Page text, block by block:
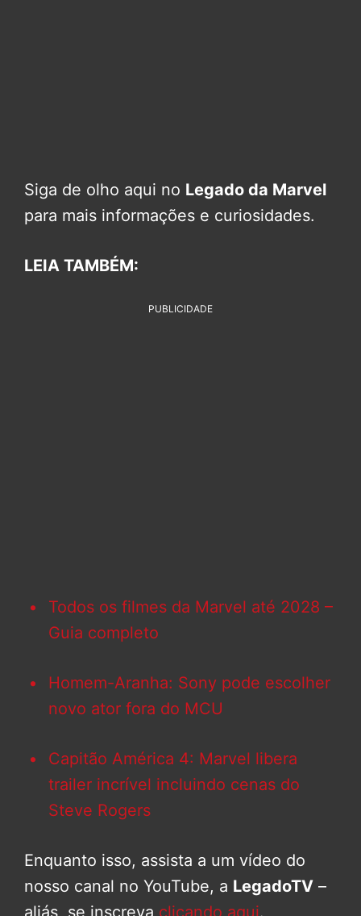
Siga de olho aqui no Legado da Marvel
para mais informações e curiosidades.
LEIA TAMBÉM:
PUBLICIDADE
Todos os filmes da Marvel até 2028 –
Guia completo
Homem-Aranha: Sony pode escolher
novo ator fora do MCU
Capitão América 4: Marvel libera
trailer incrível incluindo cenas do
Steve Rogers
Enquanto isso, assista a um vídeo do
nosso canal no YouTube, a LegadoTV –